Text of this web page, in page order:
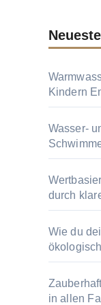
Kindern
Wasser-
durch
Wie du
in allen